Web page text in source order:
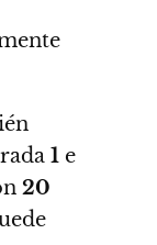
1 e
20